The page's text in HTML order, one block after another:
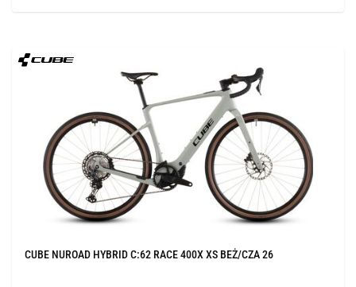
CUBE NUROAD HYBRID C:62 RACE 400X XS BEŻ/CZA 26